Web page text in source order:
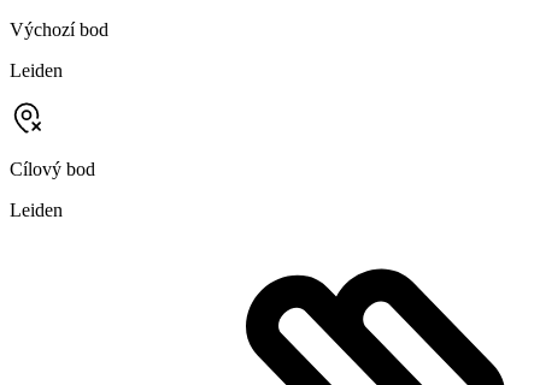
Výchozí bod
Leiden
Cílový bod
Leiden